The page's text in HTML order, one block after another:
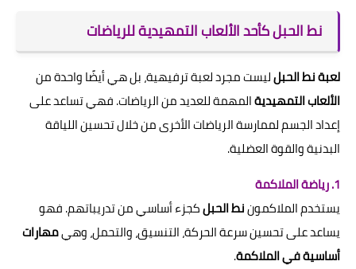
نط الحبل كأحد الألعاب التمهيدية للرياضات
لعبة نط الحبلليست مجرد لعبة ترفيهية، بل هي أيضًا واحدة من
الألعاب التمهيديةالمهمة للعديد من الرياضات. فهي تساعد على
إعداد الجسم لممارسة الرياضات الأخرى من خلال تحسين اللياقة
البدنية والقوة العضلية.
1. رياضة الملاكمة
يستخدم الملاكموننط الحبلكجزء أساسي من تدريباتهم. فهو
يساعد على تحسين سرعة الحركة، التنسيق، والتحمل، وهيمهارات
أساسية في الملاكمة.